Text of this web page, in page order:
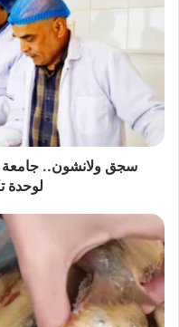
ولانشون..
جامعة
القاهرة
التشغيل
التجريبي
لوحدة
تكنولوجيا
اللحومسجق ولانشون.. جامعة
لوحدة
مصادرة
250
كيلو
لحوم
ودواجن
ورنجة